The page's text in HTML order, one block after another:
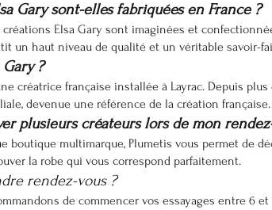
Gary sont-elles fabriquées en France ?
créations Elsa Gary sont imaginées et
un haut niveau de qualité et un véritable savoir-
?
créatrice française installée à Layrac. Depuis
devenue une référence de la création française.
plusieurs créateurs lors de mon
boutique multimarque, Plumetis vous permet de
la robe qui vous correspond parfaitement.
rendez-vous ?
de commencer vos essayages entre 6